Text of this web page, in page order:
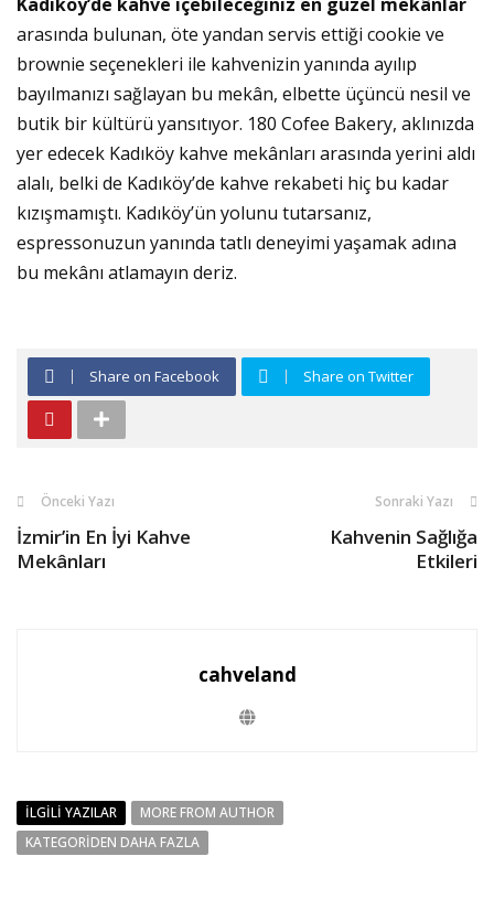
arasında bulunan, öte yandan servis ettiği cookie ve
brownie seçenekleri ile kahvenizin yanında ayılıp
bayılmanızı sağlayan bu mekân, elbette üçüncü nesil ve
butik bir kültürü yansıtıyor. 180 Cofee Bakery, aklınızda
yer edecek Kadıköy kahve mekânları arasında yerini aldı
alalı, belki de Kadıköy’de kahve rekabeti hiç bu kadar
kızışmamıştı. Kadıköy’ün yolunu tutarsanız,
espressonuzun yanında tatlı deneyimi yaşamak adına
bu mekânı atlamayın deriz.
Share on Facebook Share on Twitter
Önceki Yazı
İzmir’in En İyi Kahve
Mekânları
Sonraki Yazı
Kahvenin Sağlığa
Etkileri
cahveland
İLGILI YAZILAR
MORE FROM AUTHOR
KATEGORIDEN DAHA FAZLA